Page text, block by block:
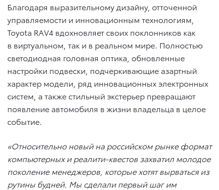
Благодаря выразительному дизайну, отточенной
управляемости и инновационным технологиям,
Toyota RAV4 вдохновляет своих поклонников как
в виртуальном, так и в реальном мире. Полностью
светодиодная головная оптика, обновленные
настройки подвески, подчеркивающие азартный
характер модели, ряд инновационных электронных
систем, а также стильный экстерьер превращают
появление автомобиля в жизни владельца в целое
событие.
«Относительно новый на российском рынке формат
компьютерных и реалити-квестов захватил молодое
поколение менеджеров, которые хотят вырваться из
рутины будней. Мы сделали первый шаг им